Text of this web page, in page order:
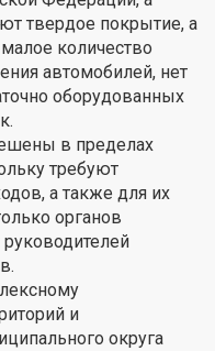
твердое покрытие, а
количество
автомобилей, нет
оборудованных
в пределах
требуют
а также для их
органов
и
округа